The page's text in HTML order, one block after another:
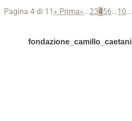
Post
Pagina 4 di 11 « Prima«...23456...10...
fondazione_camillo_caetani